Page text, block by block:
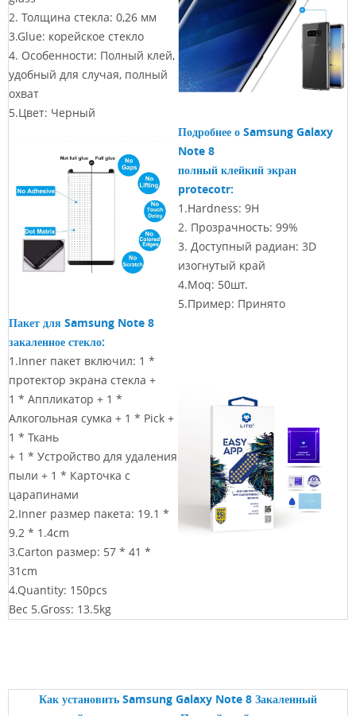
2. Толщина стекла: 0,26 мм
3.Glue: корейское стекло
4. Особенности: Полный клей,
удобный для случая, полный
охват
5.Цвет: Черный
Подробнее о Samsung Galaxy
Note 8
полный клейкий экран
protecotr:
1.Hardness: 9H
2. Прозрачность: 99%
3. Доступный радиан: 3D
изогнутый край
4.Moq: 50шт.
5.Пример: Принято
Пакет для Samsung Note 8
закаленное стекло:
1.Inner пакет включил: 1 *
протектор экрана стекла +
1 * Аппликатор + 1 *
Алкогольная сумка + 1 * Pick +
1 * Ткань
+ 1 * Устройство для удаления
пыли + 1 * Карточка с
царапинами
2.Inner размер пакета: 19.1 *
9.2 * 1.4cm
3.Carton размер: 57 * 41 *
31cm
4.Quantity: 150pcs
Вес 5.Gross: 13.5kg
Как установить Samsung Galaxy Note 8 Закаленный